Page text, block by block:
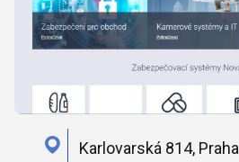
Karlovarská 814,